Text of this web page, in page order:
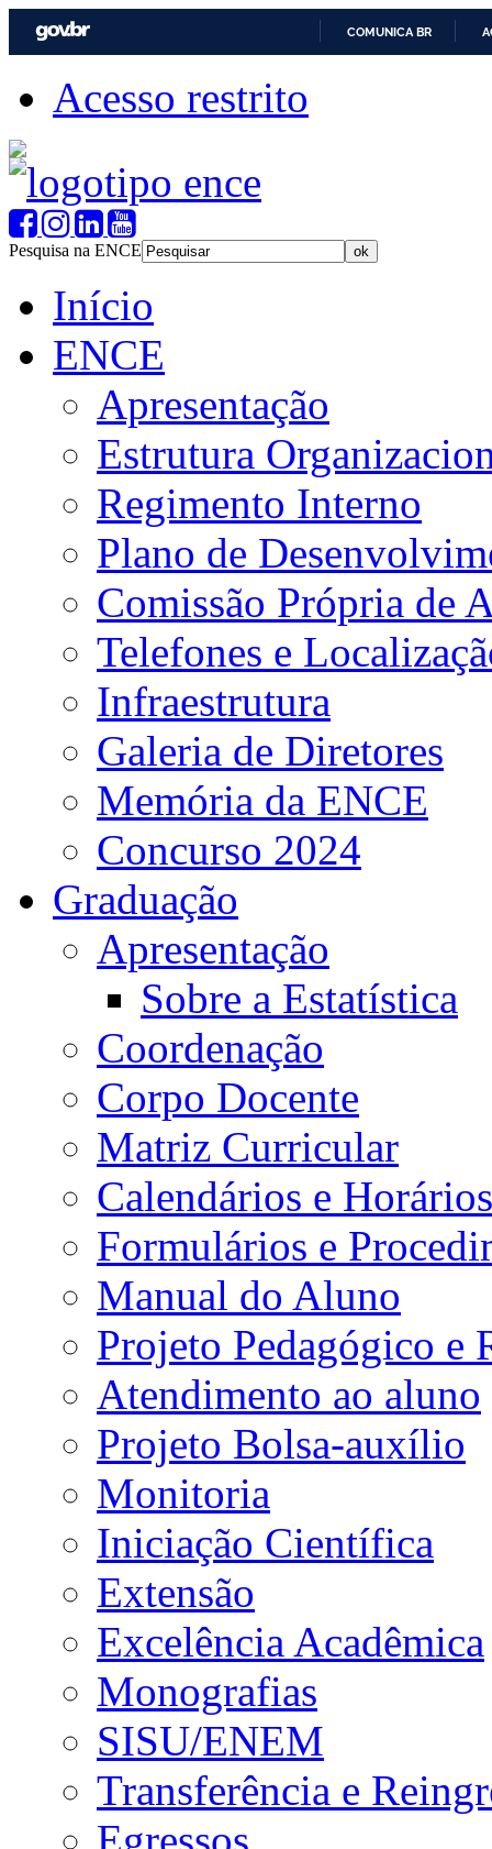
COMUNICA BR
Acesso restrito
Pesquisa na ENCE
Início
ENCE
Apresentação
Estrutura
Regimento Interno
Plano de
Comissão Própria de
Telefones e
Infraestrutura
Galeria de Diretores
Memória da ENCE
Concurso 2024
Graduação
Apresentação
Sobre a Estatística
Coordenação
Corpo Docente
Matriz Curricular
Calendários e Horários
Formulários e
Manual do Aluno
Projeto Pedagógico e
Atendimento ao aluno
Projeto Bolsa-auxílio
Monitoria
Iniciação Científica
Extensão
Excelência Acadêmica
Monografias
SISU/ENEM
Transferência e
Egressos